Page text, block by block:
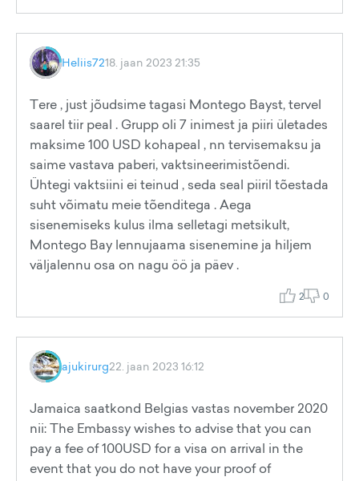
Heliis7218. jaan 2023 21:35
Tere , just jõudsime tagasi Montego Bayst, tervel
saarel tiir peal . Grupp oli 7 inimest ja piiri ületades
maksime 100 USD kohapeal , nn tervisemaksu ja
saime vastava paberi, vaktsineerimistõendi.
Ühtegi vaktsiini ei teinud , seda seal piiril tõestada
suht võimatu meie tõenditega . Aega
sisenemiseks kulus ilma selletagi metsikult,
Montego Bay lennujaama sisenemine ja hiljem
väljalennu osa on nagu öö ja päev .
2 0
ajukirurg22. jaan 2023 16:12
Jamaica saatkond Belgias vastas november 2020
nii: The Embassy wishes to advise that you can
pay a fee of 100USD for a visa on arrival in the
event that you do not have your proof of